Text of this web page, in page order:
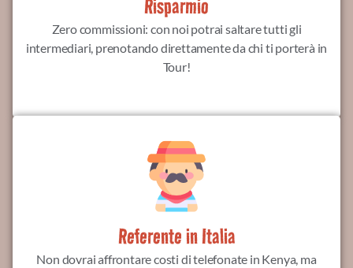
Risparmio
Zero commissioni: con noi potrai saltare tutti gli
intermediari, prenotando direttamente da chi ti porterà in
Tour!
Referente in Italia
Non dovrai affrontare costi di telefonate in Kenya, ma